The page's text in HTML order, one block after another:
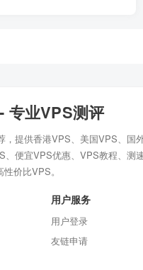
专业VPS测评
，提供香港VPS、美国VPS、国
、便宜VPS优惠、VPS教程、测
价比VPS。
用户服务
用户登录
友链申请